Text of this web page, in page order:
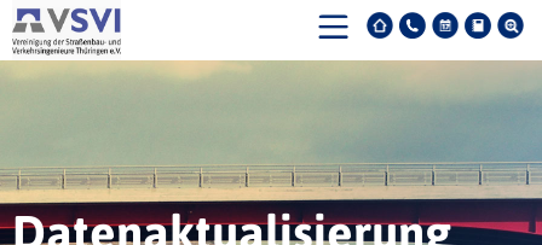
Datenaktualisierung